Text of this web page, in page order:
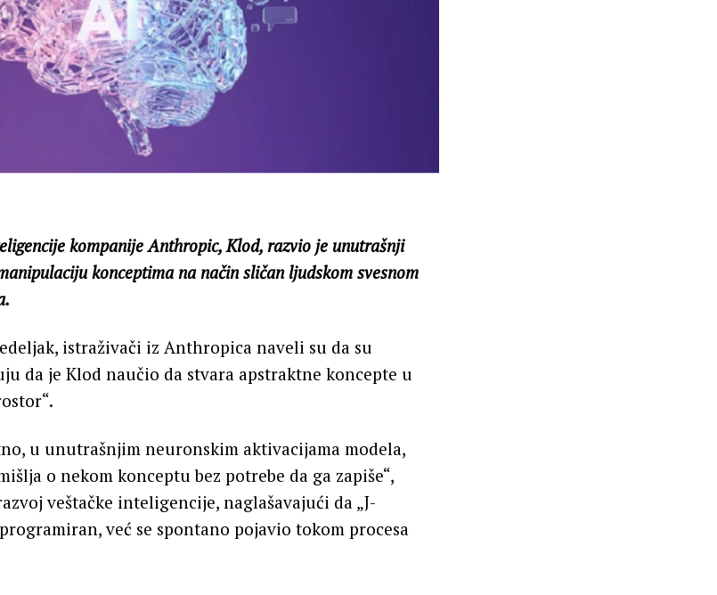
kompanije Anthropic, Klod, razvio je unutrašnji
konceptima na način sličan ljudskom svesnom
istraživači iz Anthropica naveli su da su
da je Klod naučio da stvara apstraktne koncepte u
u unutrašnjim neuronskim aktivacijama modela,
o nekom konceptu bez potrebe da ga zapiše“,
veštačke inteligencije, naglašavajući da „J-
već se spontano pojavio tokom procesa